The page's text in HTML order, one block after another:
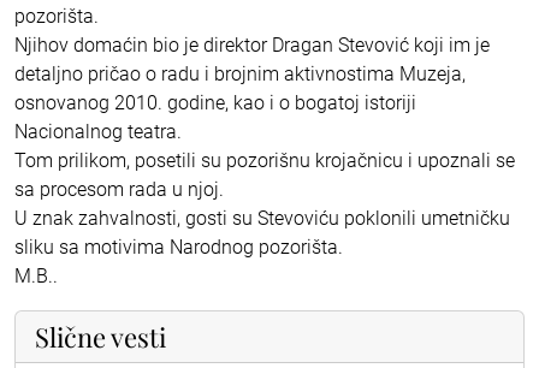
pozorišta.
Njihov domaćin bio je direktor Dragan Stevović koji im je
detaljno pričao o radu i brojnim aktivnostima Muzeja,
osnovanog 2010. godine, kao i o bogatoj istoriji
Nacionalnog teatra.
Tom prilikom, posetili su pozorišnu krojačnicu i upoznali se
sa procesom rada u njoj.
U znak zahvalnosti, gosti su Stevoviću poklonili umetničku
sliku sa motivima Narodnog pozorišta.
M.B..
Slične vesti